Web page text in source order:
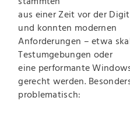
aus einer Zeit vor der
und konnten modernen
Anforderungen – etwa
Testumgebungen oder
eine performante
gerecht werden.
problematisch: